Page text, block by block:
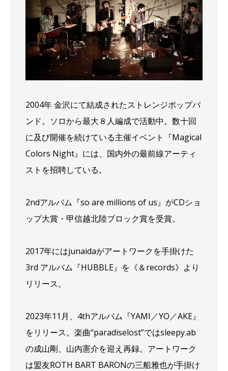
2004年 金沢にて結成されたストレンジポップバ
ンド。ソロから最大８人編成で活動中。数十回
に及び開催を続けている主催イベント『Magical
Colors Night』には、国内外の最前線アーティ
ストを招聘している。
2ndアルバム『so are millions of us』がCDショ
ップ大賞・甲信越北陸ブロック賞を受賞。
2017年にはjunaidaがアートワークを手掛けた
3rd アルバム『HUBBLE』を《＆records》より
リリース。
2023年11月、4thアルバム『YAMI／YO／AKE』
をリリース。楽曲“paradiselost”ではsleepy.ab
の成山剛、山内憲介を迎え再録。アートワーク
は盟友ROTH BART BARONの三船雅也が手掛け